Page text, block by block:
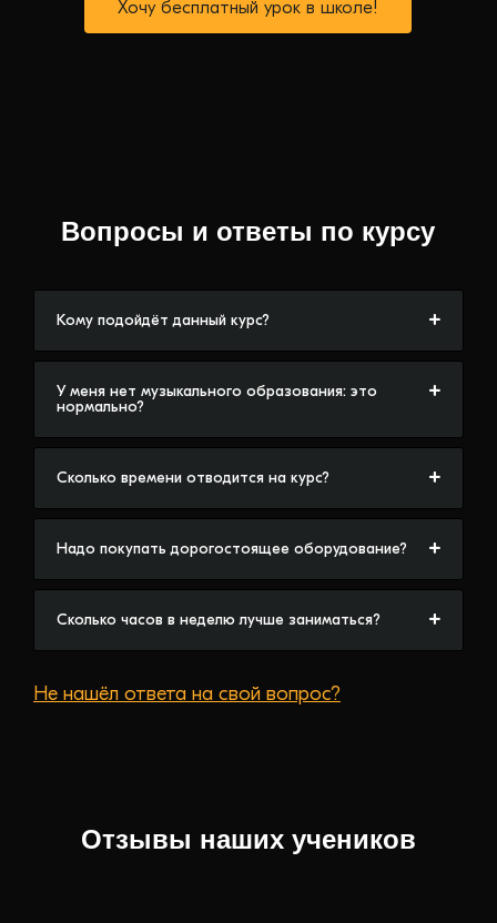
Хочу бесплатный урок в школе!
Вопросы и ответы по курсу
Кому подойдёт данный курс?
У меня нет музыкального образования: это
нормально?
Сколько времени отводится на курс?
Надо покупать дорогостоящее оборудование?
Сколько часов в неделю лучше заниматься?
Не нашёл ответа на свой вопрос?
Отзывы наших учеников